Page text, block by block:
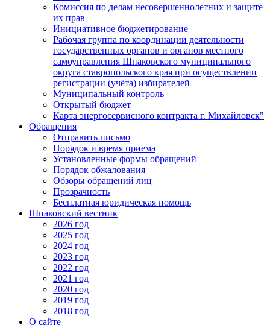
Комиссия по делам несовершеннолетних и защите
их прав
Инициативное бюджетирование
Рабочая группа по координации деятельности
государственных органов и органов местного
самоуправления Шпаковского муниципального
округа ставропольского края при осуществлении
регистрации (учёта) избирателей
Муниципальный контроль
Открытый бюджет
Карта энергосервисного контракта г. Михайловск"
Обращения
Отправить письмо
Порядок и время приема
Установленные формы обращений
Порядок обжалования
Обзоры обращений лиц
Прозрачность
Бесплатная юридическая помощь
Шпаковский вестник
2026 год
2025 год
2024 год
2023 год
2022 год
2021 год
2020 год
2019 год
2018 год
О сайте